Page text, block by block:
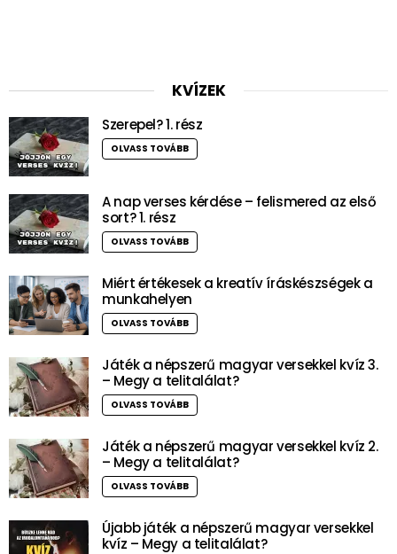
KVÍZEK
Szerepel? 1. rész
OLVASS TOVÁBB
A nap verses kérdése – felismered az első
sort? 1. rész
OLVASS TOVÁBB
Miért értékesek a kreatív íráskészségek a
munkahelyen
OLVASS TOVÁBB
Játék a népszerű magyar versekkel kvíz 3.
– Megy a telitalálat?
OLVASS TOVÁBB
Játék a népszerű magyar versekkel kvíz 2.
– Megy a telitalálat?
OLVASS TOVÁBB
Újabb játék a népszerű magyar versekkel
kvíz – Megy a telitalálat?